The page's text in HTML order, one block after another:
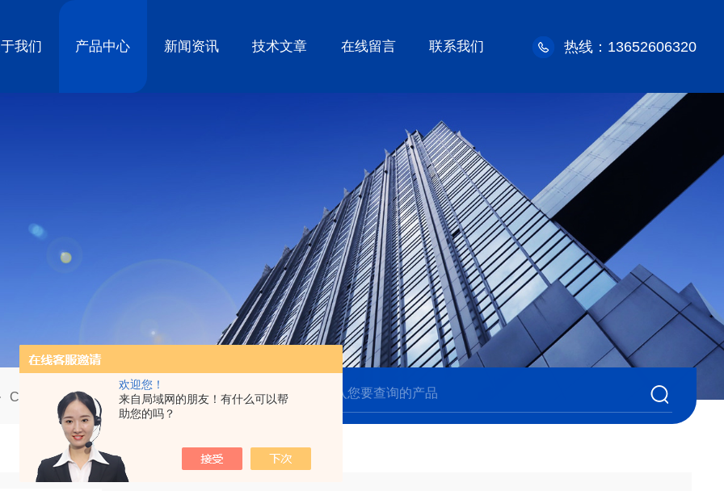
欢迎您！
来自局域网的朋友！有什么可以帮
助您的吗？
我们 产品中心 新闻资讯 技术文章 在线留言 联系我们 热线：13652606320
CA700全自动多点光学接触角测量仪 CA700全自动接触角测量仪 实验试管的润湿性分析